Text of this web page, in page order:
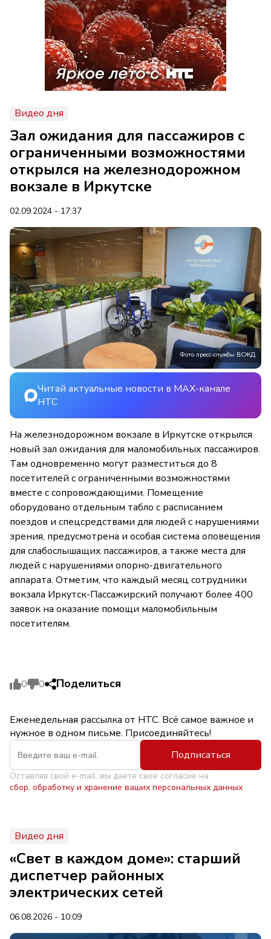
Видео дня
Зал ожидания для пассажиров с
ограниченными возможностями
открылся на железнодорожном
вокзале в Иркутске
02.09.2024 - 17:37
Фото пресс-службы ВСЖД
Читай актуальные новости в MAX-канале
НТС
На железнодорожном вокзале в Иркутске открылся
новый зал ожидания для маломобильных пассажиров.
Там одновременно могут разместиться до 8
посетителей с ограниченными возможностями
вместе с сопровождающими. Помещение
оборудовано отдельным табло с расписанием
поездов и спецсредствами для людей с нарушениями
зрения, предусмотрена и особая система оповещения
для слабослышащих пассажиров, а также места для
людей с нарушениями опорно-двигательного
аппарата. Отметим, что каждый месяц сотрудники
вокзала Иркутск-Пассажирский получают более 400
заявок на оказание помощи маломобильным
посетителям.
0 0 Поделиться
Еженедельная рассылка от НТС. Всё самое важное и
нужное в одном письме. Присоединяйтесь!
Подписаться
Оставляя свой e-mail, вы даете свое согласие на
сбор, обработку и хранение ваших персональных данных
Видео дня
«Свет в каждом доме»: старший
диспетчер районных
электрических сетей
06.08.2026 - 10:09